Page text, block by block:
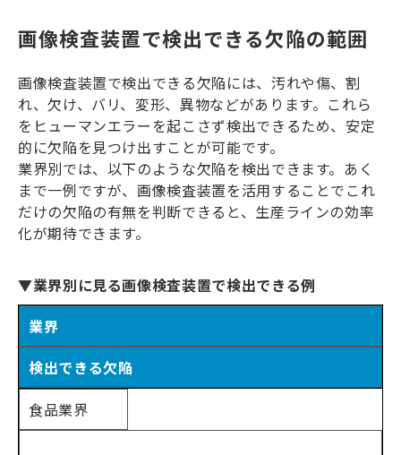
画像検査装置で検出できる欠陥の範囲
画像検査装置で検出できる欠陥には、汚れや傷、割
れ、欠け、バリ、変形、異物などがあります。これら
をヒューマンエラーを起こさず検出できるため、安定
的に欠陥を見つけ出すことが可能です。
業界別では、以下のような欠陥を検出できます。あく
まで一例ですが、画像検査装置を活用することでこれ
だけの欠陥の有無を判断できると、生産ラインの効率
化が期待できます。
▼業界別に見る画像検査装置で検出できる例
業界
検出できる欠陥
食品業界